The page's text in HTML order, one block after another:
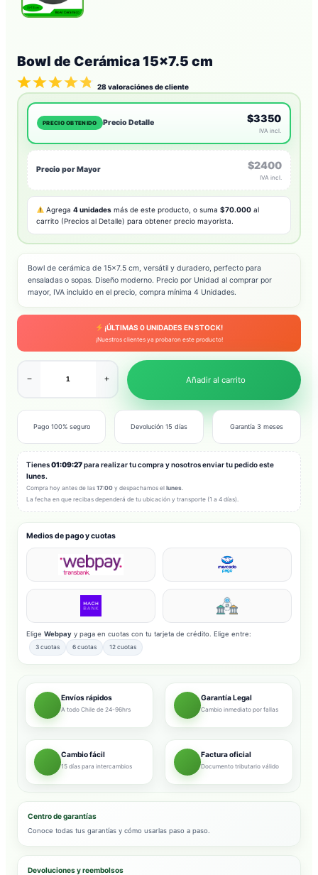
Bowl de Cerámica 15×7.5 cm
28valoraciónes de cliente
PRECIO OBTENIDO Precio Detalle $3350
IVA incl.
Precio por Mayor $2400
IVA incl.
Agrega4 unidades más de este producto, o suma$70.000 al
carrito (Precios al Detalle) para obtener precio mayorista.
Bowl de cerámica de 15×7.5 cm, versátil y duradero, perfecto para
ensaladas o sopas. Diseño moderno. Precio por Unidad al comprar por
mayor, IVA incluido en el precio, compra mínima 4 Unidades.
¡ÚLTIMAS0UNIDADES EN STOCK!
¡Nuestros clientes ya probaron este producto!
− + Añadir al carrito
Pago 100% seguro Devolución 15 días Garantía 3 meses
Tienes01:09:25para realizar tu compra y nosotros enviar tu pedido este
lunes.
Compra hoy antes de las 17:00 y despachamos el lunes
La fecha en que recibas dependerá de tu ubicación y transporte (1 a 4 días).
Medios de pago y cuotas
Elige Webpay y paga en cuotas con tu tarjeta de crédito. Elige entre:
3 cuotas 6 cuotas 12 cuotas
Envíos rápidos
A todo Chile de 24-96hrs
Garantía Legal
Cambio inmediato por fallas
Cambio fácil
15 días para intercambios
Factura oficial
Documento tributario válido
Centro de garantías
Conoce todas tus garantías y cómo usarlas paso a paso.
Devoluciones y reembolsos